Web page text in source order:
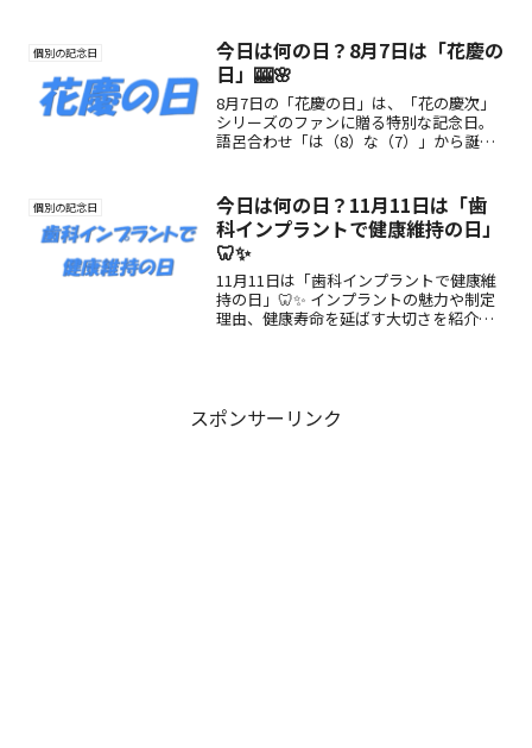
個別の記念日
今日は何の日？8月7日は「花慶の
日」🎰🌸
8月7日の「花慶の日」は、「花の慶次」
シリーズのファンに贈る特別な記念日。
語呂合わせ「は（8）な（7）」から誕生
個別の記念日
今日は何の日？11月11日は「歯
科インプラントで健康維持の日」
🦷✨
11月11日は「歯科インプラントで健康維
持の日」🦷✨ インプラントの魅力や制定
理由、健康寿命を延ばす大切さを紹介。
スポンサーリンク